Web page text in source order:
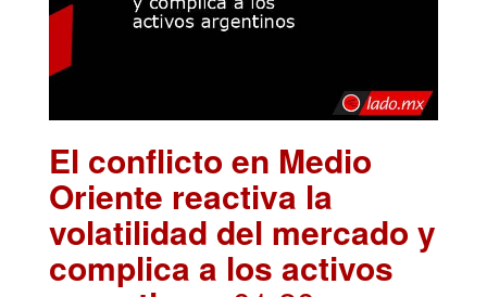
El conflicto en Medio
Oriente reactiva la
volatilidad del mercado y
complica a los activos